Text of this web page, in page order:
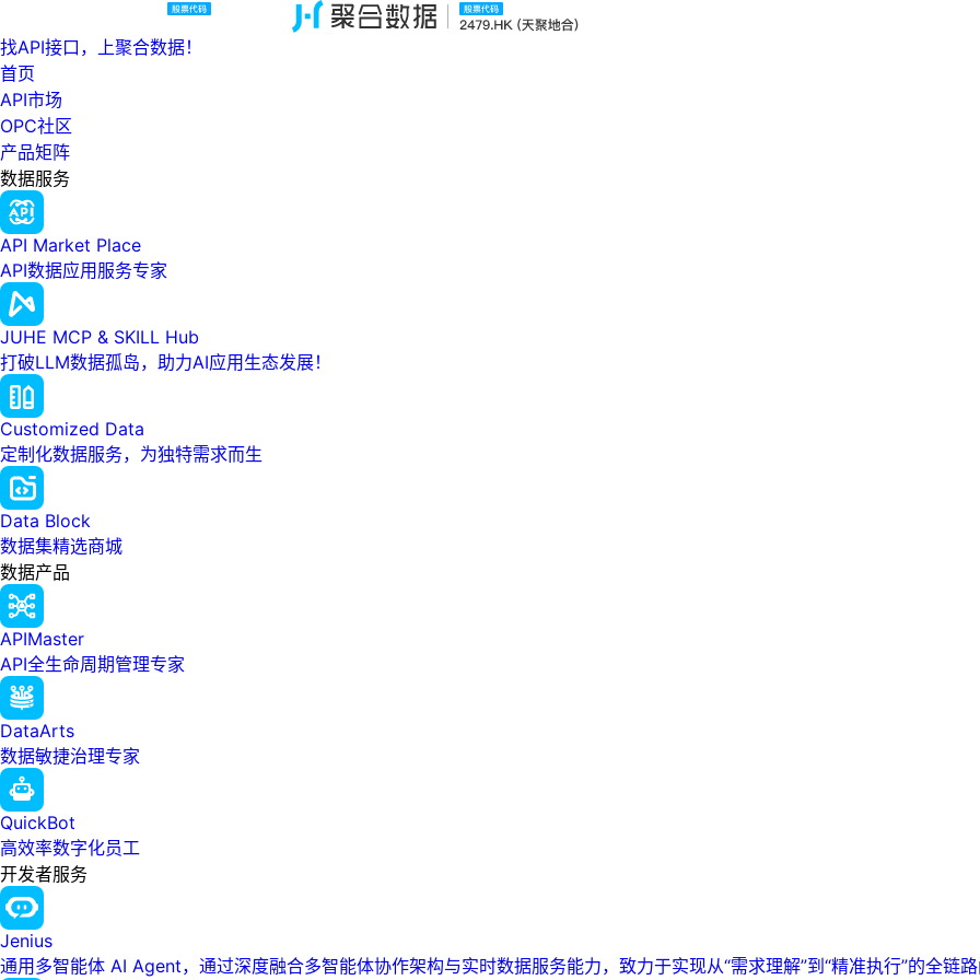
找API接口，上聚合数据！
首页
API市场
OPC社区
产品矩阵
数据服务
API Market Place
API数据应用服务专家
JUHE MCP & SKILL Hub
打破LLM数据孤岛，助力AI应用生态发展！
Customized Data
定制化数据服务，为独特需求而生
Data Block
数据集精选商城
数据产品
APIMaster
API全生命周期管理专家
DataArts
数据敏捷治理专家
QuickBot
高效率数字化员工
开发者服务
Jenius
通用多智能体 AI Agent，通过深度融合多智能体协作架构与实时数据服务能力，致力于实现从“需求理解”到“精准执行”的全链